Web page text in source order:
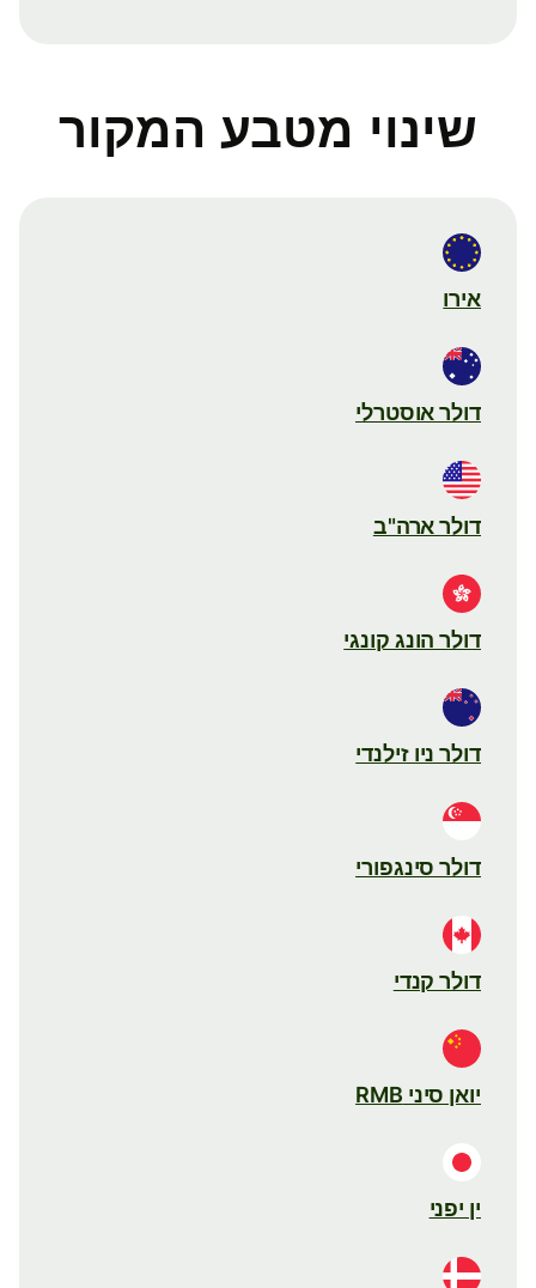
שינוי מטבע המקור
אירו
דולר אוסטרלי
דולר ארה"ב
דולר הונג קונגי
דולר ניו זילנדי
דולר סינגפורי
דולר קנדי
יואן סיני RMB
ין יפני